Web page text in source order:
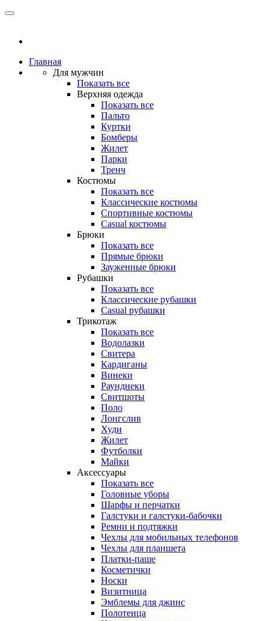
Главная
Для мужчин
Показать все
Верхняя одежда
Показать все
Пальто
Куртки
Бомберы
Жилет
Парки
Тренч
Костюмы
Показать все
Классические костюмы
Спортивные костюмы
Casual костюмы
Брюки
Показать все
Прямые брюки
Зауженные брюки
Рубашки
Показать все
Классические рубашки
Casual рубашки
Трикотаж
Показать все
Водолазки
Свитера
Кардиганы
Винеки
Раунднеки
Свитшоты
Поло
Лонгслив
Худи
Жилет
Футболки
Майки
Аксессуары
Показать все
Головные уборы
Шарфы и перчатки
Галстуки и галстуки-бабочки
Ремни и подтяжки
Чехлы для мобильных телефонов
Чехлы для планшета
Платки-паше
Косметички
Носки
Визитница
Эмблемы для джинс
Полотенца